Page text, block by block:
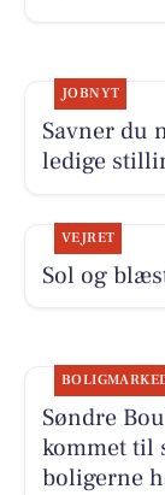
JOBNYT
Savner du
ledige
VEJRET
Sol og
Søndre
kommet til
boligerne